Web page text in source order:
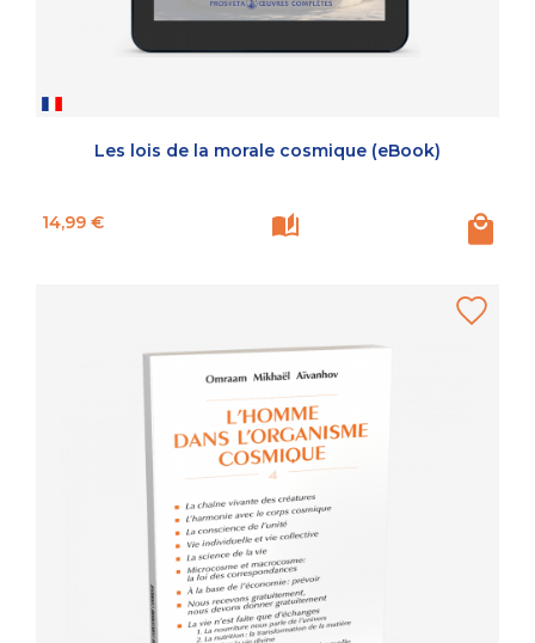
Les lois de la morale cosmique (eBook)
Prix
14,99 €